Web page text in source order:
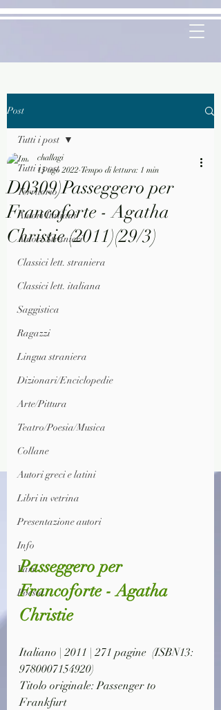
Post
Tutti i post
Territorio
Autori Italiani
Autori Stranieri
Classici lett. straniera
Classici lett. italiana
Saggistica
Ragazzi
Lingua straniera
Dizionari/Enciclopedie
Arte/Pittura
Teatro/Poesia/Musica
Collane
Autori greci e latini
Libri in vetrina
Presentazione autori
Info
Vari
Poesia
Tutti i post
D0309)Passeggero per
Francoforte - Agatha
Christie (2011)(29/3)
challagi
15 ago 2022 Tempo di lettura: 1 min
Passeggero per
Francoforte - Agatha
Christie
Italiano | 2011 | 271 pagine  (ISBN13:
9780007154920)
Titolo originale: Passenger to
Frankfurt